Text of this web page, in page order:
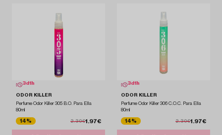
3d 1 h
ODOR KILLER
Perfume Odor Killer 305 B.O. Para Ella
80ml
14% 2.30€1.97€
3d 1 h
ODOR KILLER
Perfume Odor Killer 306 C.O.C. Para Ella
80ml
14% 2.30€1.97€